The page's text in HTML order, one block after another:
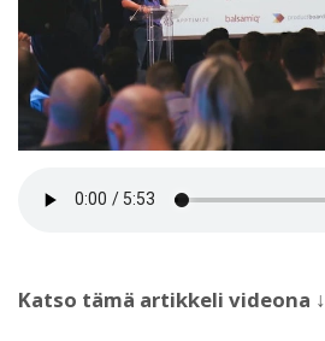
Katso tämä artikkeli videona ↓